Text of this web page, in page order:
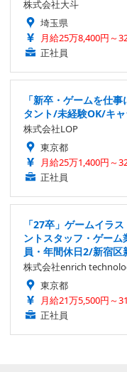
株式会社大斗
埼玉県
月給25万8,400円～
正社員
「新卒・ゲームを仕
タント/未経験OK/キ
株式会社LOP
東京都
月給25万1,400円～
正社員
「27卒」ゲームイラ
ントスタッフ・ゲー
員・年間休日2/新宿区
株式会社enrich
東京都
月給21万5,500円～
正社員